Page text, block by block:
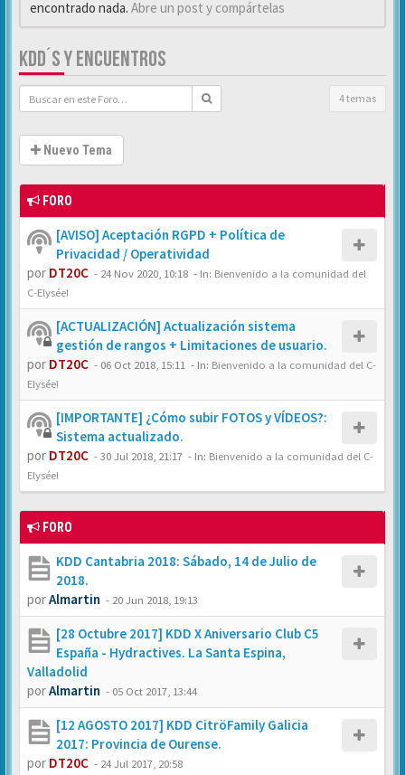
encontrado nada. Abre un post y compártelas
KDD´S Y ENCUENTROS
4 temas
Nuevo Tema
FORO
[AVISO] Aceptación RGPD + Política de
Privacidad / Operatividad
por DT20C - 24 Nov 2020, 10:18 - In: Bienvenido a la comunidad del
C-Elysée!
[ACTUALIZACIÓN] Actualización sistema
gestión de rangos + Limitaciones de usuario.
por DT20C - 06 Oct 2018, 15:11 - In: Bienvenido a la comunidad del C-
Elysée!
[IMPORTANTE] ¿Cómo subir FOTOS y VÍDEOS?:
Sistema actualizado.
por DT20C -30 Jul 2018, 21:17 - In: Bienvenido a la comunidad del C-
Elysée!
FORO
KDD Cantabria 2018: Sábado, 14 de Julio de
2018.
porAlmartin - 20 Jun 2018, 19:13
[28 Octubre 2017] KDD X Aniversario Club C5
España - Hydractives. La Santa Espina,
Valladolid
porAlmartin - 05 Oct 2017, 13:44
[12 AGOSTO 2017] KDD CitröFamily Galicia
2017: Provincia de Ourense.
por DT20C - 24 Jul 2017, 20:58